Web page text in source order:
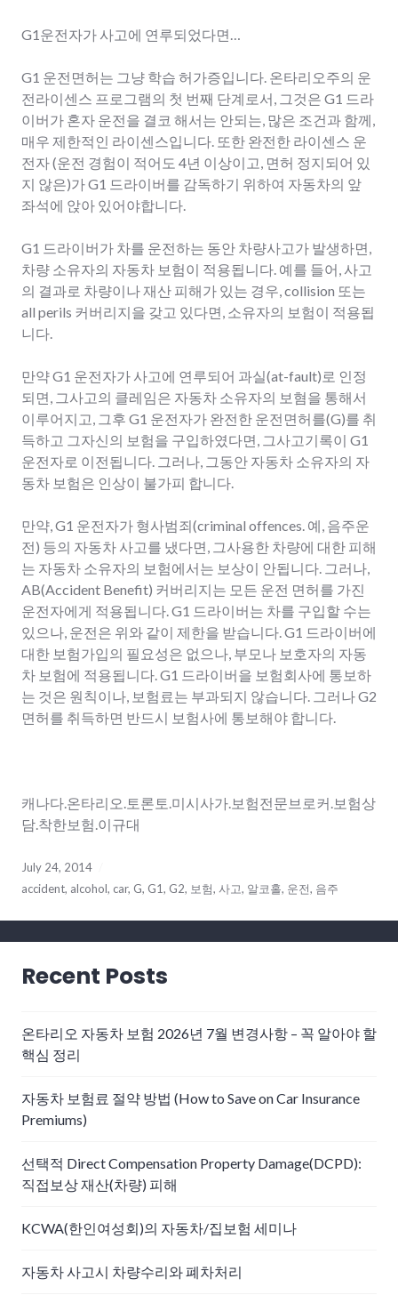
G1운전자가 사고에 연루되었다면…
G1 운전면허는 그냥 학습 허가증입니다. 온타리오주의 운
전라이센스 프로그램의 첫 번째 단계로서, 그것은 G1 드라
이버가 혼자 운전을 결코 해서는 안되는, 많은 조건과 함께,
매우 제한적인 라이센스입니다. 또한 완전한 라이센스 운
전자 (운전 경험이 적어도 4년 이상이고, 면허 정지되어 있
지 않은)가 G1 드라이버를 감독하기 위하여 자동차의 앞
좌석에 앉아 있어야합니다.
G1 드라이버가 차를 운전하는 동안 차량사고가 발생하면,
차량 소유자의 자동차 보험이 적용됩니다. 예를 들어, 사고
의 결과로 차량이나 재산 피해가 있는 경우, collision 또는
all perils 커버리지을 갖고 있다면, 소유자의 보험이 적용됩
니다.
만약 G1 운전자가 사고에 연루되어 과실(at-fault)로 인정
되면, 그사고의 클레임은 자동차 소유자의 보혐을 통해서
이루어지고, 그후 G1 운전자가 완전한 운전면허를(G)를 취
득하고 그자신의 보험을 구입하였다면, 그사고기록이 G1
운전자로 이전됩니다. 그러나, 그동안 자동차 소유자의 자
동차 보험은 인상이 불가피 합니다.
만약, G1 운전자가 형사범죄(criminal offences. 예, 음주운
전) 등의 자동차 사고를 냈다면, 그사용한 차량에 대한 피해
는 자동차 소유자의 보험에서는 보상이 안됩니다. 그러나,
AB(Accident Benefit) 커버리지는 모든 운전 면허를 가진
운전자에게 적용됩니다. G1 드라이버는 차를 구입할 수는
있으나, 운전은 위와 같이 제한을 받습니다. G1 드라이버에
대한 보험가입의 필요성은 없으나, 부모나 보호자의 자동
차 보험에 적용됩니다. G1 드라이버을 보험회사에 통보하
는 것은 원칙이나, 보험료는 부과되지 않습니다. 그러나 G2
면허를 취득하면 반드시 보험사에 통보해야 합니다.
캐나다.온타리오.토론토.미시사가.보험전문브로커.보험상
담.착한보험.이규대
July 24, 2014
accident, alcohol, car, G, G1, G2, 보험, 사고, 알코홀, 운전, 음주
Recent Posts
온타리오 자동차 보험 2026년 7월 변경사항 – 꼭 알아야 할
핵심 정리
자동차 보험료 절약 방법 (How to Save on Car Insurance
Premiums)
선택적 Direct Compensation Property Damage(DCPD):
직접보상 재산(차량) 피해
KCWA(한인여성회)의 자동차/집보험 세미나
자동차 사고시 차량수리와 폐차처리